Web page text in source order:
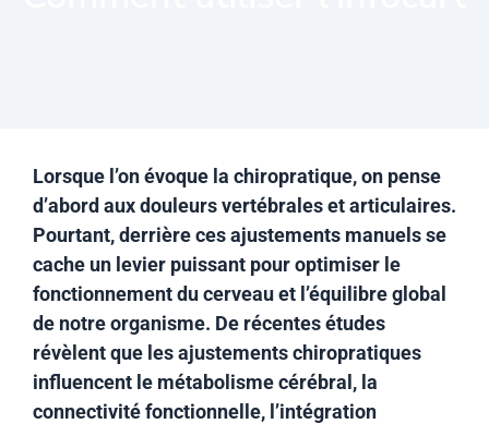
Lorsque l’on évoque la chiropratique, on pense
d’abord aux douleurs vertébrales et articulaires.
Pourtant, derrière ces ajustements manuels se
cache un levier puissant pour optimiser le
fonctionnement du cerveau et l’équilibre global
de notre organisme. De récentes études
révèlent que les ajustements chiropratiques
influencent le métabolisme cérébral, la
connectivité fonctionnelle, l’intégration